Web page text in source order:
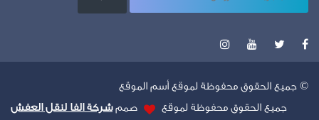
© جميع الحقوق محفوظة لموقع أسم الموقع
جميع الحقوق محفوظة لموقع
صممشركة الفا لنقل العفش